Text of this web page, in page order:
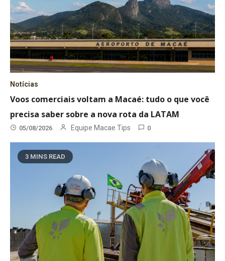
Notícias
Voos comerciais voltam a Macaé: tudo o que você
precisa saber sobre a nova rota da LATAM
05/08/2026 Equipe Macae Tips 0
3 MINS READ